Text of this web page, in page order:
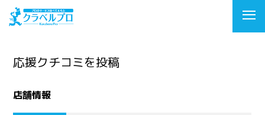
応援クチコミを投稿
店舗情報